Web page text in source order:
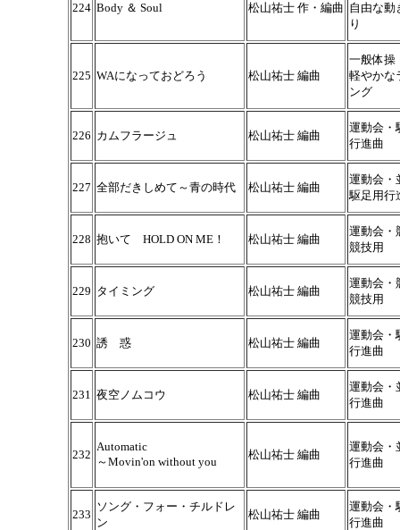
224 Body ＆ Soul 松山祐士 作・編曲 自由な動
り
225 WAになっておどろう 松山祐士 編曲
一般体操
軽やかな
ング
226 カムフラージュ 松山祐士 編曲
運動会・
行進曲
227 全部だきしめて～青の時代 松山祐士 編曲
運動会・
駆足用行
228 抱いて HOLD ON ME！ 松山祐士 編曲
運動会・
競技用
229 タイミング 松山祐士 編曲
運動会・
競技用
230 誘 惑 松山祐士 編曲
運動会・
行進曲
231 夜空ノムコウ 松山祐士 編曲
運動会・
行進曲
232
Automatic
～Movin'on without you
松山祐士 編曲
運動会・
行進曲
233
ソング・フォー・チルドレ
ン
松山祐士 編曲
運動会・
行進曲